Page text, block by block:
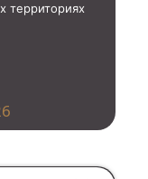
территориях